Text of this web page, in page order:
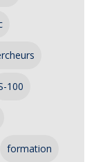
100
formation